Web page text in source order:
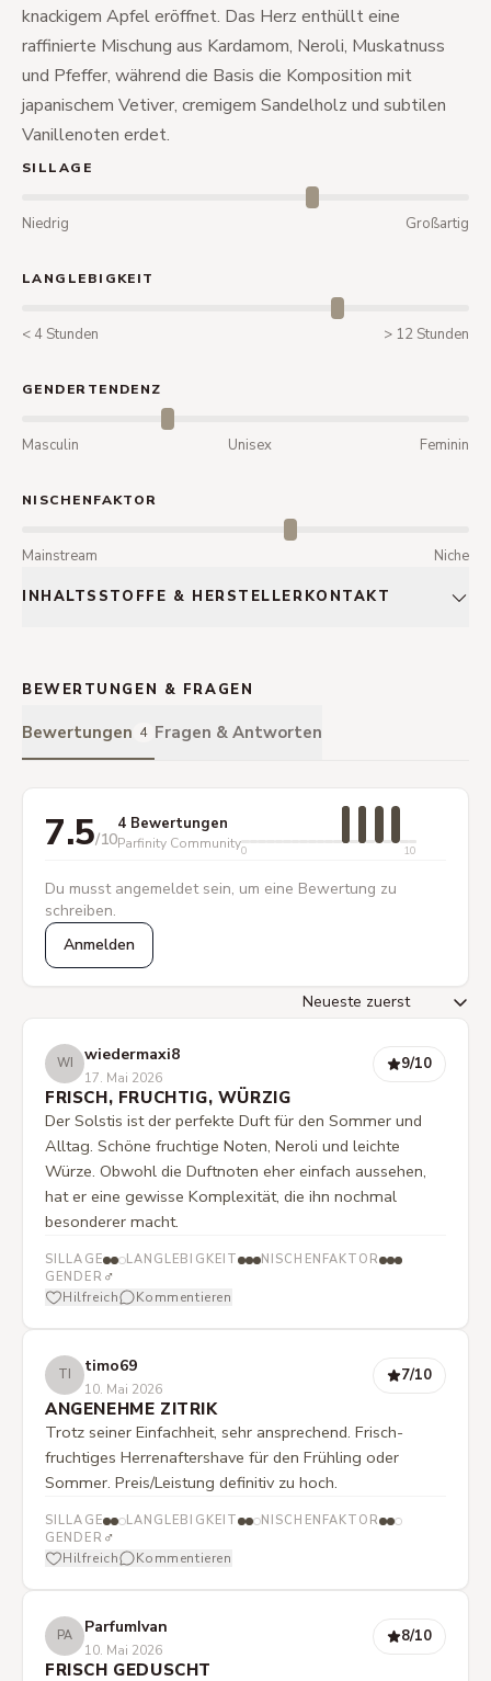
knackigem Apfel eröffnet. Das Herz enthüllt eine
raffinierte Mischung aus Kardamom, Neroli, Muskatnuss
und Pfeffer, während die Basis die Komposition mit
japanischem Vetiver, cremigem Sandelholz und subtilen
Vanillenoten erdet.
SILLAGE
Niedrig Großartig
LANGLEBIGKEIT
< 4 Stunden > 12 Stunden
GENDERTENDENZ
Masculin Unisex Feminin
NISCHENFAKTOR
Mainstream Niche
INHALTSSTOFFE & HERSTELLERKONTAKT
BEWERTUNGEN & FRAGEN
Bewertungen 4 Fragen & Antworten
7.5/10
4 Bewertungen
Parfinity Community0 10
Du musst angemeldet sein, um eine Bewertung zu
schreiben.
Anmelden
WI wiedermaxi8
17. Mai 2026
9/10
FRISCH, FRUCHTIG, WÜRZIG
Der Solstis ist der perfekte Duft für den Sommer und
Alltag. Schöne fruchtige Noten, Neroli und leichte
Würze. Obwohl die Duftnoten eher einfach aussehen,
hat er eine gewisse Komplexität, die ihn nochmal
besonderer macht.
SILLAGE LANGLEBIGKEIT
NISCHENFAKTOR
GENDER ♂
Hilfreich Kommentieren
TI timo69
10. Mai 2026
7/10
ANGENEHME ZITRIK
Trotz seiner Einfachheit, sehr ansprechend. Frisch-
fruchtiges Herrenaftershave für den Frühling oder
Sommer. Preis/Leistung definitiv zu hoch.
SILLAGE LANGLEBIGKEIT
NISCHENFAKTOR
GENDER ♂
Hilfreich Kommentieren
PA ParfumIvan
10. Mai 2026
8/10
FRISCH GEDUSCHT